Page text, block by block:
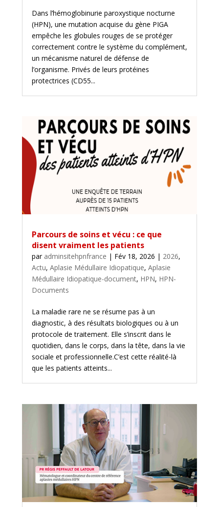
Dans l’hémoglobinurie paroxystique nocturne
(HPN), une mutation acquise du gène PIGA
empêche les globules rouges de se protéger
correctement contre le système du complément,
un mécanisme naturel de défense de
l’organisme. Privés de leurs protéines
protectrices (CD55...
Parcours de soins et vécu : ce que
disent vraiment les patients
par adminsitehpnfrance | Fév 18, 2026 | 2026,
Actu, Aplasie Médullaire Idiopatique, Aplasie
Médullaire Idiopatique-document, HPN, HPN-
Documents
La maladie rare ne se résume pas à un
diagnostic, à des résultats biologiques ou à un
protocole de traitement. Elle s’inscrit dans le
quotidien, dans le corps, dans la tête, dans la vie
sociale et professionnelle.C’est cette réalité-là
que les patients atteints...